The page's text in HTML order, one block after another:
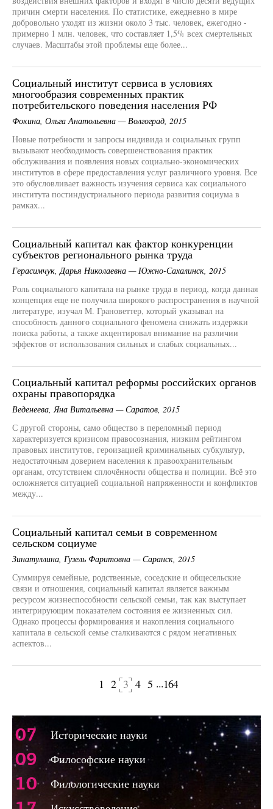
причин смерти населения. По статистике, ежедневно в мире
добровольно уходят из жизни около 3 тыс. человек, ежегодно -
примерно 1 млн. человек, что составляет 1,5% всех смертельных
случаев. Масштабы этой проблемы еще более...
Социальный институт сервиса в условиях
многообразия современных практик
потребительского поведения населения РФ
Фокина, Ольга Анатольевна — Волгоград, 2015
Новые потребности и запросы индивида и социальных групп
вызывают необходимость совершенствования практик
обслуживания и появления новых социально-экономических
институтов в сфере предоставления услуг различного уровня. Все
это обусловливает важность изучения сервиса как социального
института постиндустриального периода развития социума в
рамках...
Социальный капитал как фактор конкуренции
субъектов регионального рынка труда
Герасимчук, Дарья Николаевна — Южно-Сахалинск, 2015
Роль социального капитала на рынке труда в период, когда данная
концепция еще не получила широкого распространения в научной
литературе, изучал М. Грановеттер, который указывал на
способность данного социального феномена снижать издержки
поиска работы, а также акцентировал внимание на различии
эффектов от использования сильных и слабых социальных...
Социальный капитал реформы российских органов
охраны правопорядка
Веденеева, Яна Витальевна — Саратов, 2015
С другой стороны, само общество в переломный период
характеризуется кризисом правосознания, низким рейтингом
правовых институтов, героизацией криминальных субкультур,
недостаточным доверием населения к правоохранительным
органам, отсутствием сплочённости общества и полиции. Всё это
осложняется ситуацией социальной напряженности и конфликтов
между...
Социальный капитал семьи в современном
сельском социуме
Зинатуллина, Гузель Фаритовна — Саранск, 2015
Суммируя семейные, родственные, соседские и общесельские
связи и отношения, социальный капитал является важным
ресурсом жизнеспособности сельской семьи, так как выступает
интегрирующим показателем состояния ее жизненных сил.
Однако процессы формирования и накопления социального
капитала в сельской семье сталкиваются с рядом негативных
аспектов...
1 2 3 4 5 ...164
07 Исторические науки
09 Философские науки
10 Филологические науки